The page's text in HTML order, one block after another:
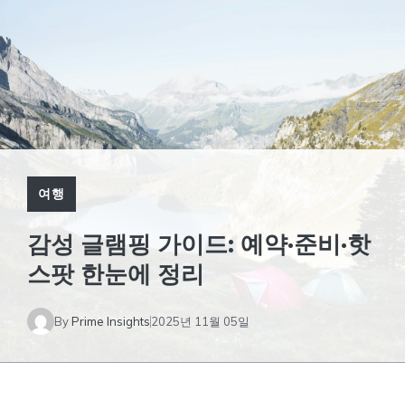
여행
감성 글램핑 가이드: 예약·준비·핫
스팟 한눈에 정리
ByPrime Insights2025년 11월 05일